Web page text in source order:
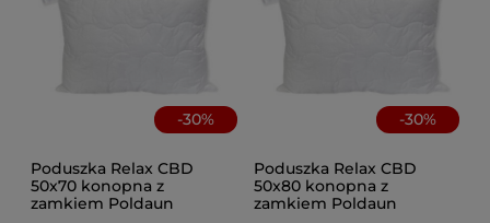
-30%
Poduszka Relax CBD
50x70 konopna z
zamkiem Poldaun
-30%
Poduszka Relax CBD
50x80 konopna z
zamkiem Poldaun